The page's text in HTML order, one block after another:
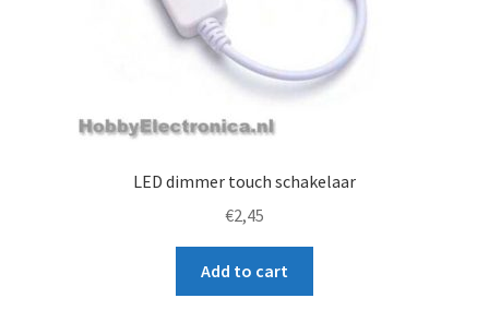
LED dimmer touch schakelaar
€2,45
Add to cart